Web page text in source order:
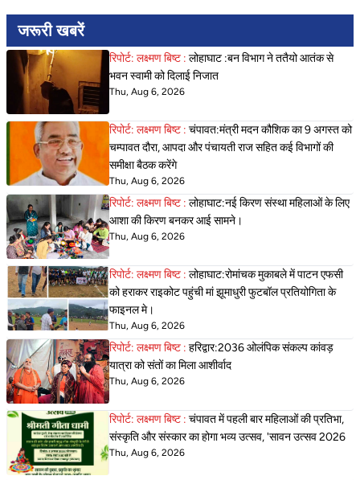
जरूरी खबरें
रिपोर्ट: लक्ष्मण बिष्ट : लोहाघाट :बन विभाग ने ततैयो आतंक से
भवन स्वामी को दिलाई निजात
Thu, Aug 6, 2026
रिपोर्ट: लक्ष्मण बिष्ट : चंपावत:मंत्री मदन कौशिक का 9 अगस्त को
चम्पावत दौरा, आपदा और पंचायती राज सहित कई विभागों की
समीक्षा बैठक करेंगे
Thu, Aug 6, 2026
रिपोर्ट: लक्ष्मण बिष्ट : लोहाघाट:नई किरण संस्था महिलाओं के लिए
आशा की किरण बनकर आई सामने।
Thu, Aug 6, 2026
रिपोर्ट: लक्ष्मण बिष्ट : लोहाघाट:रोमांचक मुकाबले में पाटन एफसी
को हराकर राइकोट पहुंची मां झूमाधुरी फुटबॉल प्रतियोगिता के
फाइनल मे।
Thu, Aug 6, 2026
रिपोर्ट: लक्ष्मण बिष्ट : हरिद्वार:2036 ओलंपिक संकल्प कांवड़
यात्रा को संतों का मिला आशीर्वाद
Thu, Aug 6, 2026
रिपोर्ट: लक्ष्मण बिष्ट : चंपावत में पहली बार महिलाओं की प्रतिभा,
संस्कृति और संस्कार का होगा भव्य उत्सव, 'सावन उत्सव 2026
Thu, Aug 6, 2026